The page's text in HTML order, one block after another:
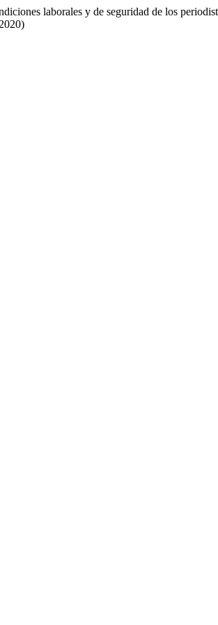
laborales y de seguridad de los